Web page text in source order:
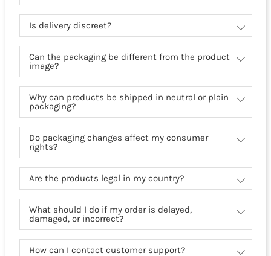
Is delivery discreet?
Can the packaging be different from the product
image?
Why can products be shipped in neutral or plain
packaging?
Do packaging changes affect my consumer
rights?
Are the products legal in my country?
What should I do if my order is delayed,
damaged, or incorrect?
How can I contact customer support?